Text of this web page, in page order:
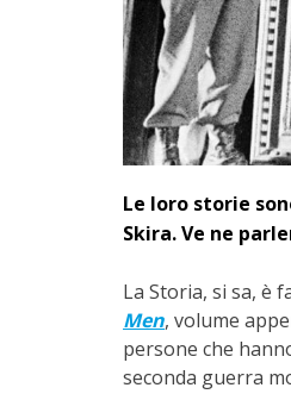
Le loro storie
Skira. Ve ne
La Storia, si sa, è
Men, volume
persone che
seconda guerra